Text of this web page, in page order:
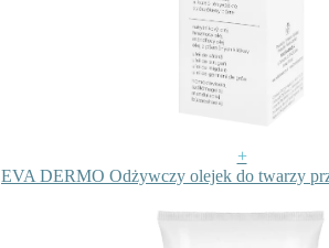
+
EVA DERMO Odżywczy olejek do twarzy